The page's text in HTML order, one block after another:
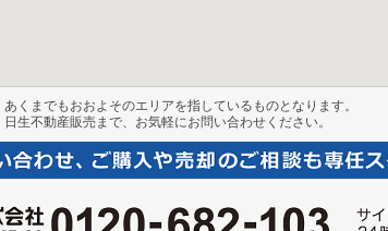
くまでもおおよそのエリアを指しているものとなります。
生不動産販売まで、お気軽にお問い合わせください。